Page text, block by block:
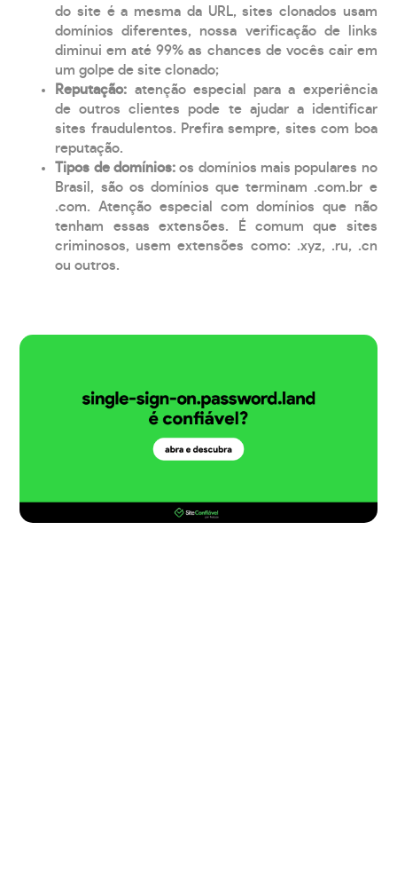
do site é a mesma da URL, sites clonados usam
domínios diferentes, nossa verificação de links
diminui em até 99% as chances de vocês cair em
um golpe de site clonado;
Reputação: atenção especial para a experiência
de outros clientes pode te ajudar a identificar
sites fraudulentos. Prefira sempre, sites com boa
reputação.
Tipos de domínios:os domínios mais populares no
Brasil, são os domínios que terminam .com.br e
.com. Atenção especial com domínios que não
tenham essas extensões. É comum que sites
criminosos, usem extensões como: .xyz, .ru, .cn
ou outros.